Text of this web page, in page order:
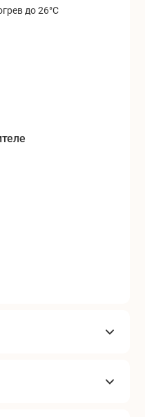
до 26°C